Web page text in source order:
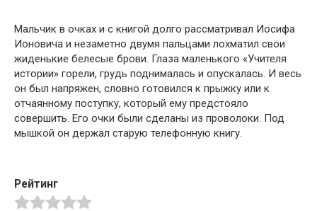
Мальчик в очках и с книгой долго рассматривал Иосифа
Ионовича и незаметно двумя пальцами лохматил свои
жиденькие белесые брови. Глаза маленького «Учителя
истории» горели, грудь поднималась и опускалась. И весь
он был напряжен, словно готовился к прыжку или к
отчаянному поступку, который ему предстояло
совершить. Его очки были сделаны из проволоки. Под
мышкой он держал старую телефонную книгу.
Рейтинг